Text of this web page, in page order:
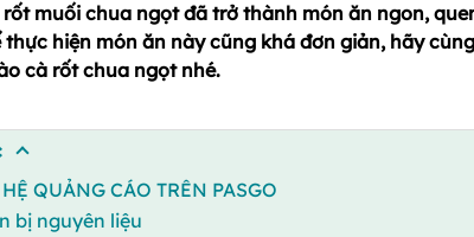
rốt muối chua ngọt đã trở thành món ăn ngon,
thực hiện món ăn này cũng khá đơn giản, hãy
cà rốt chua ngọt nhé.
QUẢNG CÁO TRÊN PASGO
bị nguyên liệu